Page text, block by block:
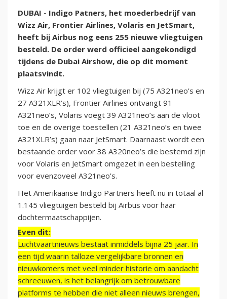
DUBAI - Indigo Patners, het moederbedrijf van
Wizz Air, Frontier Airlines, Volaris en JetSmart,
heeft bij Airbus nog eens 255 nieuwe vliegtuigen
besteld. De order werd officieel aangekondigd
tijdens de Dubai Airshow, die op dit moment
plaatsvindt.
Wizz Air krijgt er 102 vliegtuigen bij (75 A321neo’s en
27 A321XLR’s), Frontier Airlines ontvangt 91
A321neo’s, Volaris voegt 39 A321neo’s aan de vloot
toe en de overige toestellen (21 A321neo’s en twee
A321XLR’s) gaan naar JetSmart. Daarnaast wordt een
bestaande order voor 38 A320neo’s die bestemd zijn
voor Volaris en JetSmart omgezet in een bestelling
voor evenzoveel A321neo’s.
Het Amerikaanse Indigo Partners heeft nu in totaal al
1.145 vliegtuigen besteld bij Airbus voor haar
dochtermaatschappijen.
Even dit:
Luchtvaartnieuws bestaat inmiddels bijna 25 jaar. In
een tijd waarin talloze vergelijkbare bronnen en
nieuwkomers met veel minder historie om aandacht
schreeuwen, is het belangrijk om betrouwbare
platforms te hebben die niet alleen nieuws brengen,